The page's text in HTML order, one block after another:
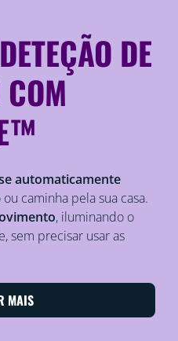
DE
automaticamente
caminha pela sua casa.
, iluminando o
sem precisar usar as
MAIS